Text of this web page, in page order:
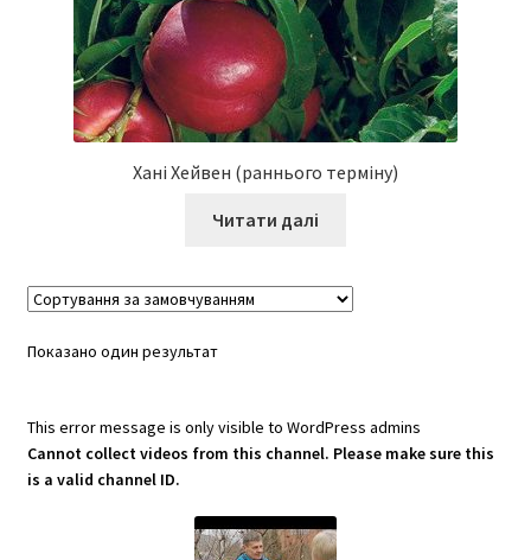
Хані Хейвен (раннього терміну)
Читати далі
Показано один результат
This error message is only visible to WordPress admins
Cannot collect videos from this channel. Please make sure this
is a valid channel ID.